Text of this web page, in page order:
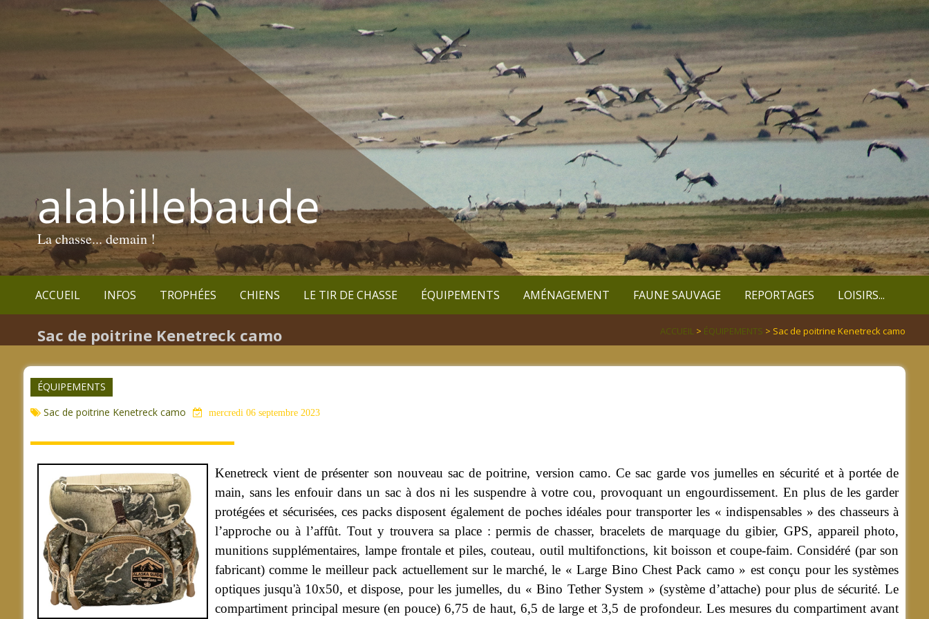
alabillebaude
La chasse... demain !
ACCUEIL INFOS TROPHÉES CHIENS LE TIR DE CHASSE ÉQUIPEMENTS AMÉNAGEMENT FAUNE SAUVAGE REPORTAGES LOISIRS...
Sac de poitrine Kenetreck camo ACCUEIL > ÉQUIPEMENTS > Sac de poitrine Kenetreck camo
ÉQUIPEMENTS
Sac de poitrine Kenetreck camo
mercredi 06 septembre 2023
Kenetreck vient de présenter son nouveau sac de poitrine, version camo. Ce sac garde vos jumelles en sécurité et à portée de
main, sans les enfouir dans un sac à dos ni les suspendre à votre cou, provoquant un engourdissement. En plus de les garder
protégées et sécurisées, ces packs disposent également de poches idéales pour transporter les « indispensables » des chasseurs à
l’approche ou à l’affût. Tout y trouvera sa place : permis de chasser, bracelets de marquage du gibier, GPS, appareil photo,
munitions supplémentaires, lampe frontale et piles, couteau, outil multifonctions, kit boisson et coupe-faim. Considéré (par son
fabricant) comme le meilleur pack actuellement sur le marché, le « Large Bino Chest Pack camo » est conçu pour les systèmes
optiques jusqu'à 10x50, et dispose, pour les jumelles, du « Bino Tether System » (système d’attache) pour plus de sécurité. Le
compartiment principal mesure (en pouce) 6,75 de haut, 6,5 de large et 3,5 de profondeur. Les mesures du compartiment avant